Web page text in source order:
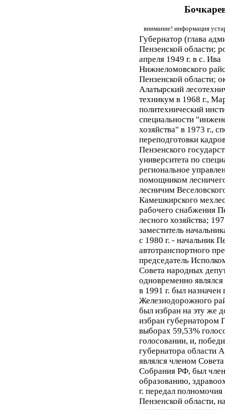
внимание! информация
Губернатор (глава
Пензенской области;
апреля 1949 г. в с. Ива
Нижнеломовского
Пензенской области;
Алатырский
техникум в 1968 г.,
политехнический
специальности
хозяйства" в 1973 г.,
переподготовки
Пензенского
университета по
региональное
помощником
лесничим
Камешкирского
рабочего снабжения
лесного хозяйства;
заместитель
с 1980 г. - начальник
автотранспортного
председатель
Совета народных
одновременно
в 1991 г. был
Железнодорожного
был избран на эту же
избран губернатором
выборах 59,53%
голосовании, и,
губернатора области
являлся членом
Собрания РФ, был
образованию,
г. передал полномочия
Пензенской области,